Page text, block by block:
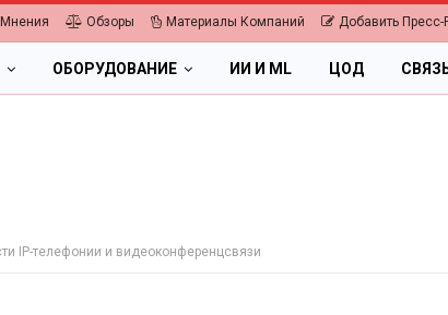
Мнения Обзоры Материалы Компаний Добавить Пресс-
ОБОРУДОВАНИЕ ИИ И ML ЦОД
IP-телефонии и видеоконференцсвязи